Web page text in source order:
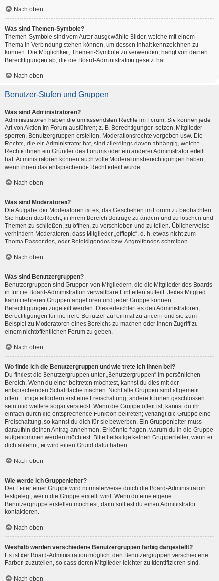
Nach oben
Was sind Themen-Symbole?
Themen-Symbole sind vom Autor ausgewählte Bilder, welche mit einem
Thema in Verbindung stehen können, um dessen Inhalt kennzeichnen zu
können. Die Möglichkeit, Themen-Symbole zu verwenden, hängt von deinen
Berechtigungen ab, die die Board-Administration gesetzt hat.
Nach oben
Benutzer-Stufen und Gruppen
Was sind Administratoren?
Administratoren haben die umfassendsten Rechte im Forum. Sie können jede
Art von Aktion im Forum ausführen; z. B. Berechtigungen setzen, Mitglieder
sperren, Benutzergruppen erstellen, Moderationsrechte vergeben usw. Die
Rechte, die ein Administrator hat, sind allerdings davon abhängig, welche
Rechte ihnen ein Gründer des Forums oder ein anderer Administrator erteilt
hat. Administratoren können auch volle Moderationsberechtigungen haben,
wenn ihnen das entsprechende Recht erteilt wurde.
Nach oben
Was sind Moderatoren?
Die Aufgabe der Moderatoren ist es, das Geschehen im Forum zu beobachten.
Sie haben das Recht, in ihrem Bereich Beiträge zu ändern und zu löschen und
Themen zu schließen, zu öffnen, zu verschieben und zu teilen. Üblicherweise
verhindern Moderatoren, dass Mitglieder „offtopic“, d. h. etwas nicht zum
Thema Passendes, oder Beleidigendes bzw. Angreifendes schreiben.
Nach oben
Was sind Benutzergruppen?
Benutzergruppen sind Gruppen von Mitgliedern, die die Mitglieder des Boards
in für die Board-Administration verwaltbare Einheiten aufteilt. Jedes Mitglied
kann mehreren Gruppen angehören und jeder Gruppe können
Berechtigungen zugeteilt werden. Dies erleichtert es den Administratoren,
Berechtigungen für mehrere Benutzer auf einmal zu ändern und sie zum
Beispiel zu Moderatoren eines Bereichs zu machen oder ihnen Zugriff zu
einem nichtöffentlichen Forum zu geben.
Nach oben
Wo finde ich die Benutzergruppen und wie trete ich ihnen bei?
Du findest die Benutzergruppen unter „Benutzergruppen“ im persönlichen
Bereich. Wenn du einer beitreten möchtest, kannst du dies mit der
entsprechenden Schaltfläche machen. Nicht alle Gruppen sind allgemein
offen. Einige erfordern erst eine Freischaltung, andere können geschlossen
sein und weitere sogar versteckt. Wenn die Gruppe offen ist, kannst du ihr
einfach durch die entsprechende Funktion beitreten; verlangt die Gruppe eine
Freischaltung, so kannst du dich für sie bewerben. Ein Gruppenleiter muss
daraufhin deinen Antrag annehmen. Er könnte fragen, warum du in die Gruppe
aufgenommen werden möchtest. Bitte belästige keinen Gruppenleiter, wenn er
dich ablehnt, er wird einen Grund dafür haben.
Nach oben
Wie werde ich Gruppenleiter?
Der Leiter einer Gruppe wird normalerweise durch die Board-Administration
festgelegt, wenn die Gruppe erstellt wird. Wenn du eine eigene
Benutzergruppe erstellen möchtest, dann solltest du einen Administrator
kontaktieren.
Nach oben
Weshalb werden verschiedene Benutzergruppen farbig dargestellt?
Es ist der Board-Administration möglich, den Benutzergruppen verschiedene
Farben zuzuteilen, so dass deren Mitglieder leichter zu identifizieren sind.
Nach oben